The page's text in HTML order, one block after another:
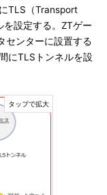
TLS（Transport
設定する。ZTゲー
センターに設置する
にTLSトンネルを設